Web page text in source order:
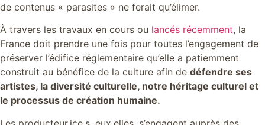
de contenus « parasites » ne ferait qu’élimer.
À travers les travaux en cours ou lancés récemment, la
France doit prendre une fois pour toutes l’engagement de
préserver l’édifice réglementaire qu’elle a patiemment
construit au bénéfice de la culture afin de défendre ses
artistes, la diversité culturelle, notre héritage culturel et
le processus de création humaine.